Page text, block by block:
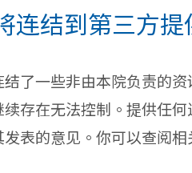
连结到第三方
了一些非由本院负责的
存在无法控制。提供任
表的意见。你可以查阅相